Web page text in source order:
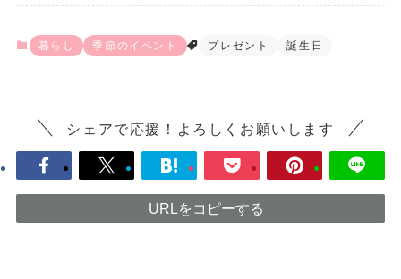
暮らし 季節のイベント プレゼント 誕生日
シェアで応援！よろしくお願いします
URLをコピーする